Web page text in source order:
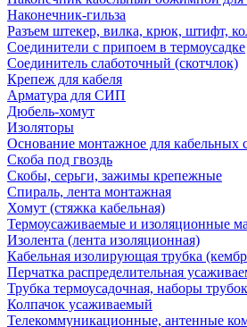
Наконечник-гильза
Разъем штекер, вилка, крюк, штифт,
Соединители с припоем в термоусадке
Соединитель слаботочный (скотчлок)
Крепеж для кабеля
Арматура для СИП
Дюбель-хомут
Изоляторы
Основание монтажное для кабельных
Скоба под гвоздь
Скобы, серьги, зажимы крепежные
Спираль, лента монтажная
Хомут (стяжка кабельная)
Термоусаживаемые и изоляционные
Изолента (лента изоляционная)
Кабельная изолирующая трубка
Перчатка распределительная
Трубка термоусадочная, наборы трубок
Колпачок усаживаемый
Телекоммуникационные, антенные